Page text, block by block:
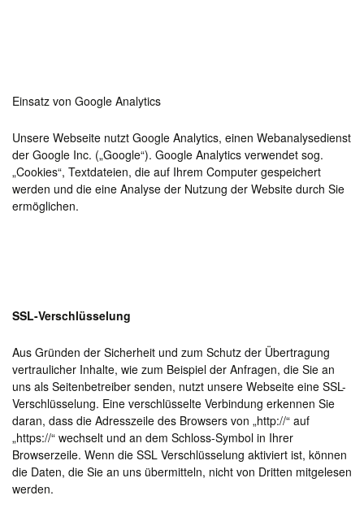
Einsatz von Google Analytics
Unsere Webseite nutzt Google Analytics, einen Webanalysedienst
der Google Inc. („Google“). Google Analytics verwendet sog.
„Cookies“, Textdateien, die auf Ihrem Computer gespeichert
werden und die eine Analyse der Nutzung der Website durch Sie
ermöglichen.
SSL-Verschlüsselung
Aus Gründen der Sicherheit und zum Schutz der Übertragung
vertraulicher Inhalte, wie zum Beispiel der Anfragen, die Sie an
uns als Seitenbetreiber senden, nutzt unsere Webseite eine SSL-
Verschlüsselung. Eine verschlüsselte Verbindung erkennen Sie
daran, dass die Adresszeile des Browsers von „http://“ auf
„https://“ wechselt und an dem Schloss-Symbol in Ihrer
Browserzeile. Wenn die SSL Verschlüsselung aktiviert ist, können
die Daten, die Sie an uns übermitteln, nicht von Dritten mitgelesen
werden.